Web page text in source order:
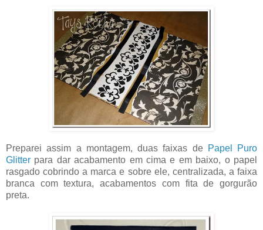
Preparei assim a montagem, duas faixas de Papel Puro
Glitter para dar acabamento em cima e em baixo, o papel
rasgado cobrindo a marca e sobre ele, centralizada, a faixa
branca com textura, acabamentos com fita de gorgurão
preta.